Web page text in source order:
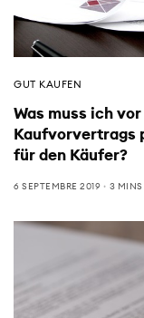
GUT KAUFEN
Was muss ich
Kaufvorvertrags
für den Käufer?
6 SEPTEMBRE 2019 3 MINS